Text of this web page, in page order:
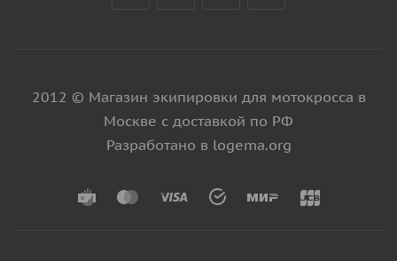
2012 © Магазин экипировки для мотокросса в
Москве с доставкой по РФ
Разработано в logema.org